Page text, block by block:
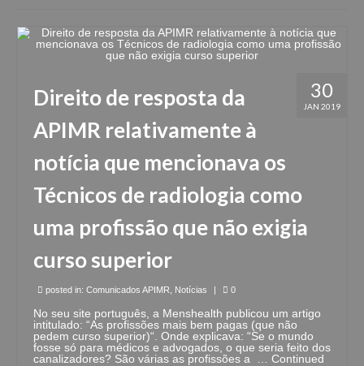
Eventos
Contactos
Registar
30
JAN 2019
Direito de resposta da
APIMR relativamente à
notícia que mencionava os
Técnicos de radiologia como
uma profissão que não exigia
curso superior
posted in: Comunicados APIMR Notícias | 0
No seu site português, a Menshealth publicou um artigo
intitulado: “As profissões mais bem pagas (que não
pedem curso superior)“. Onde explicava: “Se o mundo
fosse só para médicos e advogados, o que seria feito dos
canalizadores? São várias as profissões a … Continued